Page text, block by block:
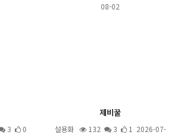
08-02
3
0
제비꿀
설용화 132 3
1 2026-07-